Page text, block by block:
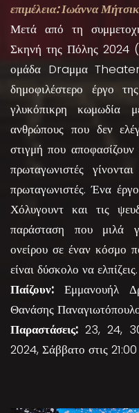
επιμέλεια: Ιωάννα
Μετά από τη
Σκηνή της Πόλης 2024
ομάδα Draμμα
δημοφιλέστερο έργο
γλυκόπικρη κωμωδία
ανθρώπους που δεν
στιγμή που
πρωταγωνιστές
πρωταγωνιστές. Ένα
Χόλυγουντ και τις
παράσταση που μιλά
ονείρου σε έναν κόσμο
είναι δύσκολο να ελπίζεις.
Παίζουν: Εμμανουήλ
Θανάσης
Παραστάσεις: 23, 24,
2024, Σάββατο στις